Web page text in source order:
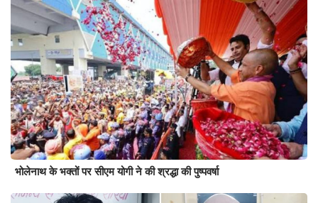
भोलेनाथ के भक्तों पर सीएम योगी ने की श्रद्धा की पुष्पवर्षा